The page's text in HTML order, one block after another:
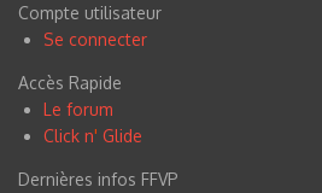
Compte utilisateur
Se connecter
Accès Rapide
Le forum
Click n' Glide
Dernières infos FFVP